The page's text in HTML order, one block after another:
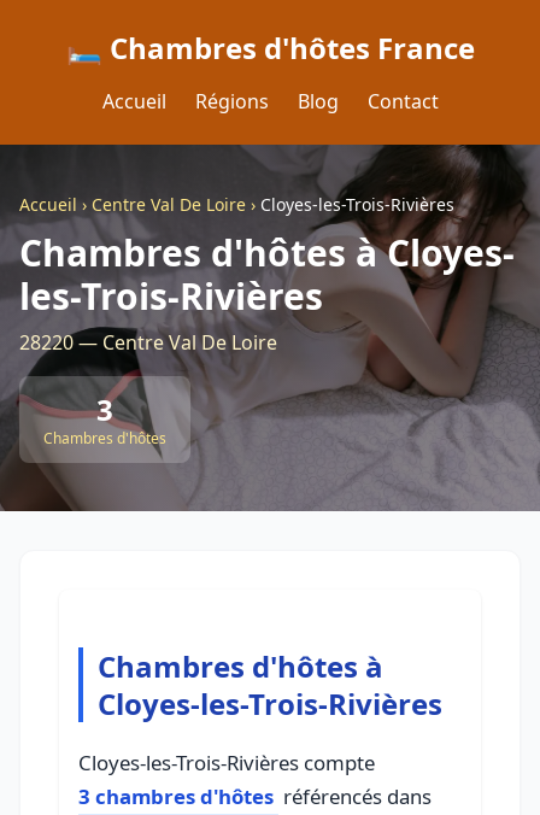
🛏️ Chambres d'hôtes France
Accueil Régions Blog Contact
Accueil › Centre Val De Loire › Cloyes-les-Trois-Rivières
Chambres d'hôtes à Cloyes-
les-Trois-Rivières
28220 — Centre Val De Loire
3
Chambres d'hôtes
Chambres d'hôtes à
Cloyes-les-Trois-Rivières
Cloyes-les-Trois-Rivières compte
3 chambres d'hôtes référencés dans